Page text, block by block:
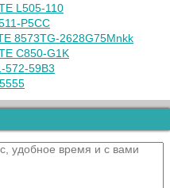
L505-110
P5CC
8573TG-2628G75Mnkk
C850-G1K
572-59B3